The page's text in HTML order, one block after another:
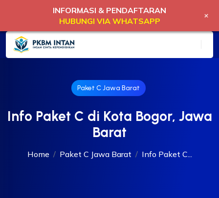
Paket C Jawa Barat
Info Paket C di Kota Bogor, Jawa
Barat
Home Paket C Jawa Barat Info Paket C...
INFORMASI & PENDAFTARAN
HUBUNGI VIA WHATSAPP
+